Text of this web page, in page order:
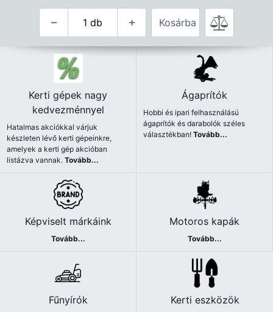
Kosárba
Kerti gépek nagy
kedvezménnyel
Hatalmas akciókkal várjuk
készleten lévő kerti gépeinkre,
amelyek a kerti gép akcióban
listázva vannak.Tovább...
Ágaprítók
Hobbi és ipari felhasználású
ágaprítók és darabolók széles
választékban!Tovább...
Képviselt márkáink
Tovább...
Motoros kapák
Tovább...
Fűnyírók Kerti eszközök